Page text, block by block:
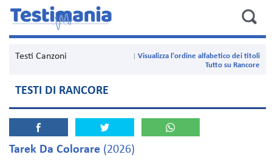
Testi Canzoni
Visualizza l'ordine alfabetico dei titoli
Tutto su Rancore
TESTI DI RANCORE
Tarek Da Colorare (2026)